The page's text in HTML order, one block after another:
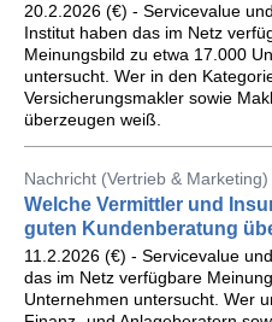
20.2.2026 (€) - Servicevalue
Institut haben das im Netz
Meinungsbild zu etwa 17.000
untersucht. Wer in den
Versicherungsmakler sowie
überzeugen weiß.
Nachricht (Vertrieb & Marketing)
Welche Vermittler und
guten Kundenberatung
11.2.2026 (€) - Servicevalue
das im Netz verfügbare
Unternehmen untersucht. Wer